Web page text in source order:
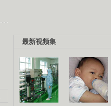
最新视频集